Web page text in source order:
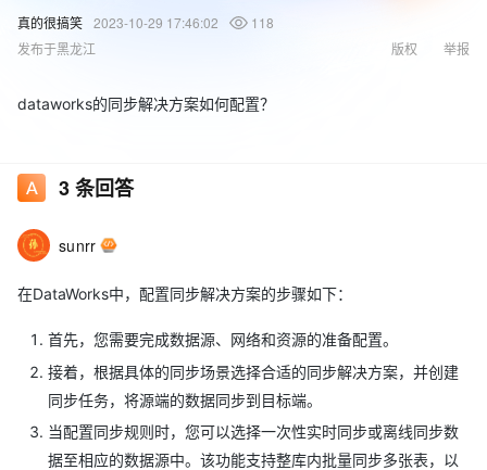
真的很搞笑 2023-10-29 17:46:02
118
发布于黑龙江
举报
版权
dataworks的同步解决方案如何配置？
3条回答
sunrr
在DataWorks中，配置同步解决方案的步骤如下：
首先，您需要完成数据源、网络和资源的准备配置。
接着，根据具体的同步场景选择合适的同步解决方案，并创建
同步任务，将源端的数据同步到目标端。
当配置同步规则时，您可以选择一次性实时同步或离线同步数
据至相应的数据源中。该功能支持整库内批量同步多张表，以